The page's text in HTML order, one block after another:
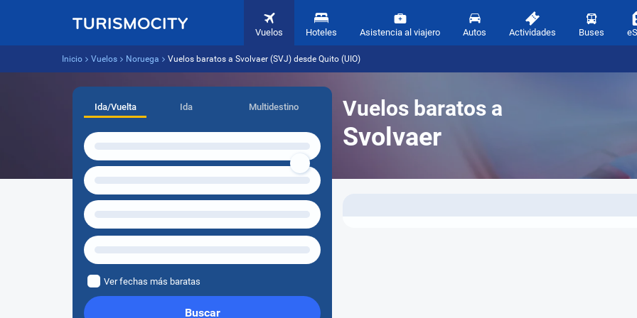
Vuelos Hoteles Asistencia al viajero Autos Actividades Buses
Inicio Vuelos Noruega Vuelos baratos a Svolvaer (SVJ) desde Quito (UIO)
Vuelos baratos a
Svolvaer
Ida/Vuelta Ida Multidestino
Ver fechas más baratas
Buscar